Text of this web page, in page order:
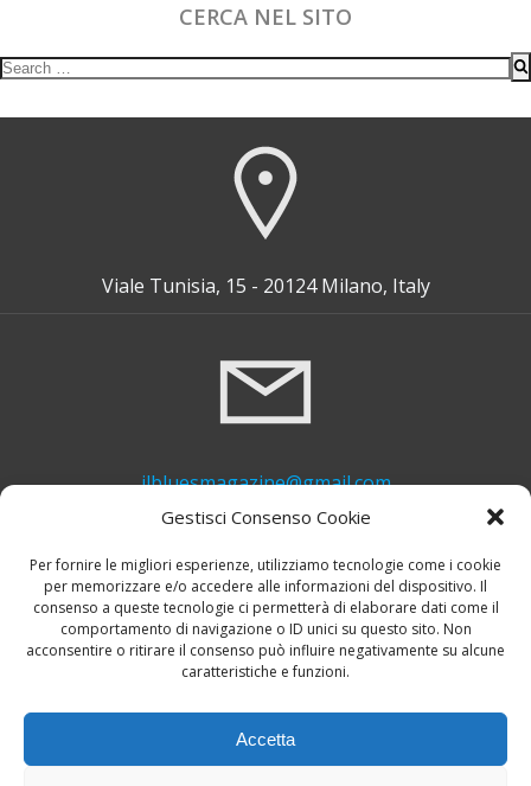
Gestisci Consenso Cookie
Per fornire le migliori esperienze, utilizziamo tecnologie come i cookie
per memorizzare e/o accedere alle informazioni del dispositivo. Il
consenso a queste tecnologie ci permetterà di elaborare dati come il
comportamento di navigazione o ID unici su questo sito. Non
acconsentire o ritirare il consenso può influire negativamente su alcune
caratteristiche e funzioni.
Accetta
CERCA NEL SITO
Search
Viale Tunisia, 15 - 20124 Milano, Italy
ilbluesmagazine@gmail.com
+39 339 748 6635